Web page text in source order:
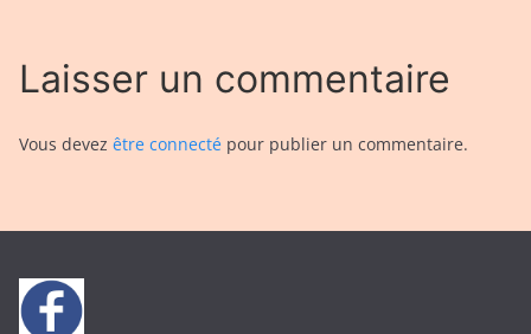
Laisser un commentaire
Vous devez être connecté pour publier un commentaire.